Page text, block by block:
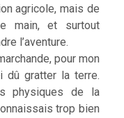
agricole, mais de
main, et surtout
l’aventure.
pour mon
dû gratter la terre.
physiques de la
trop bien